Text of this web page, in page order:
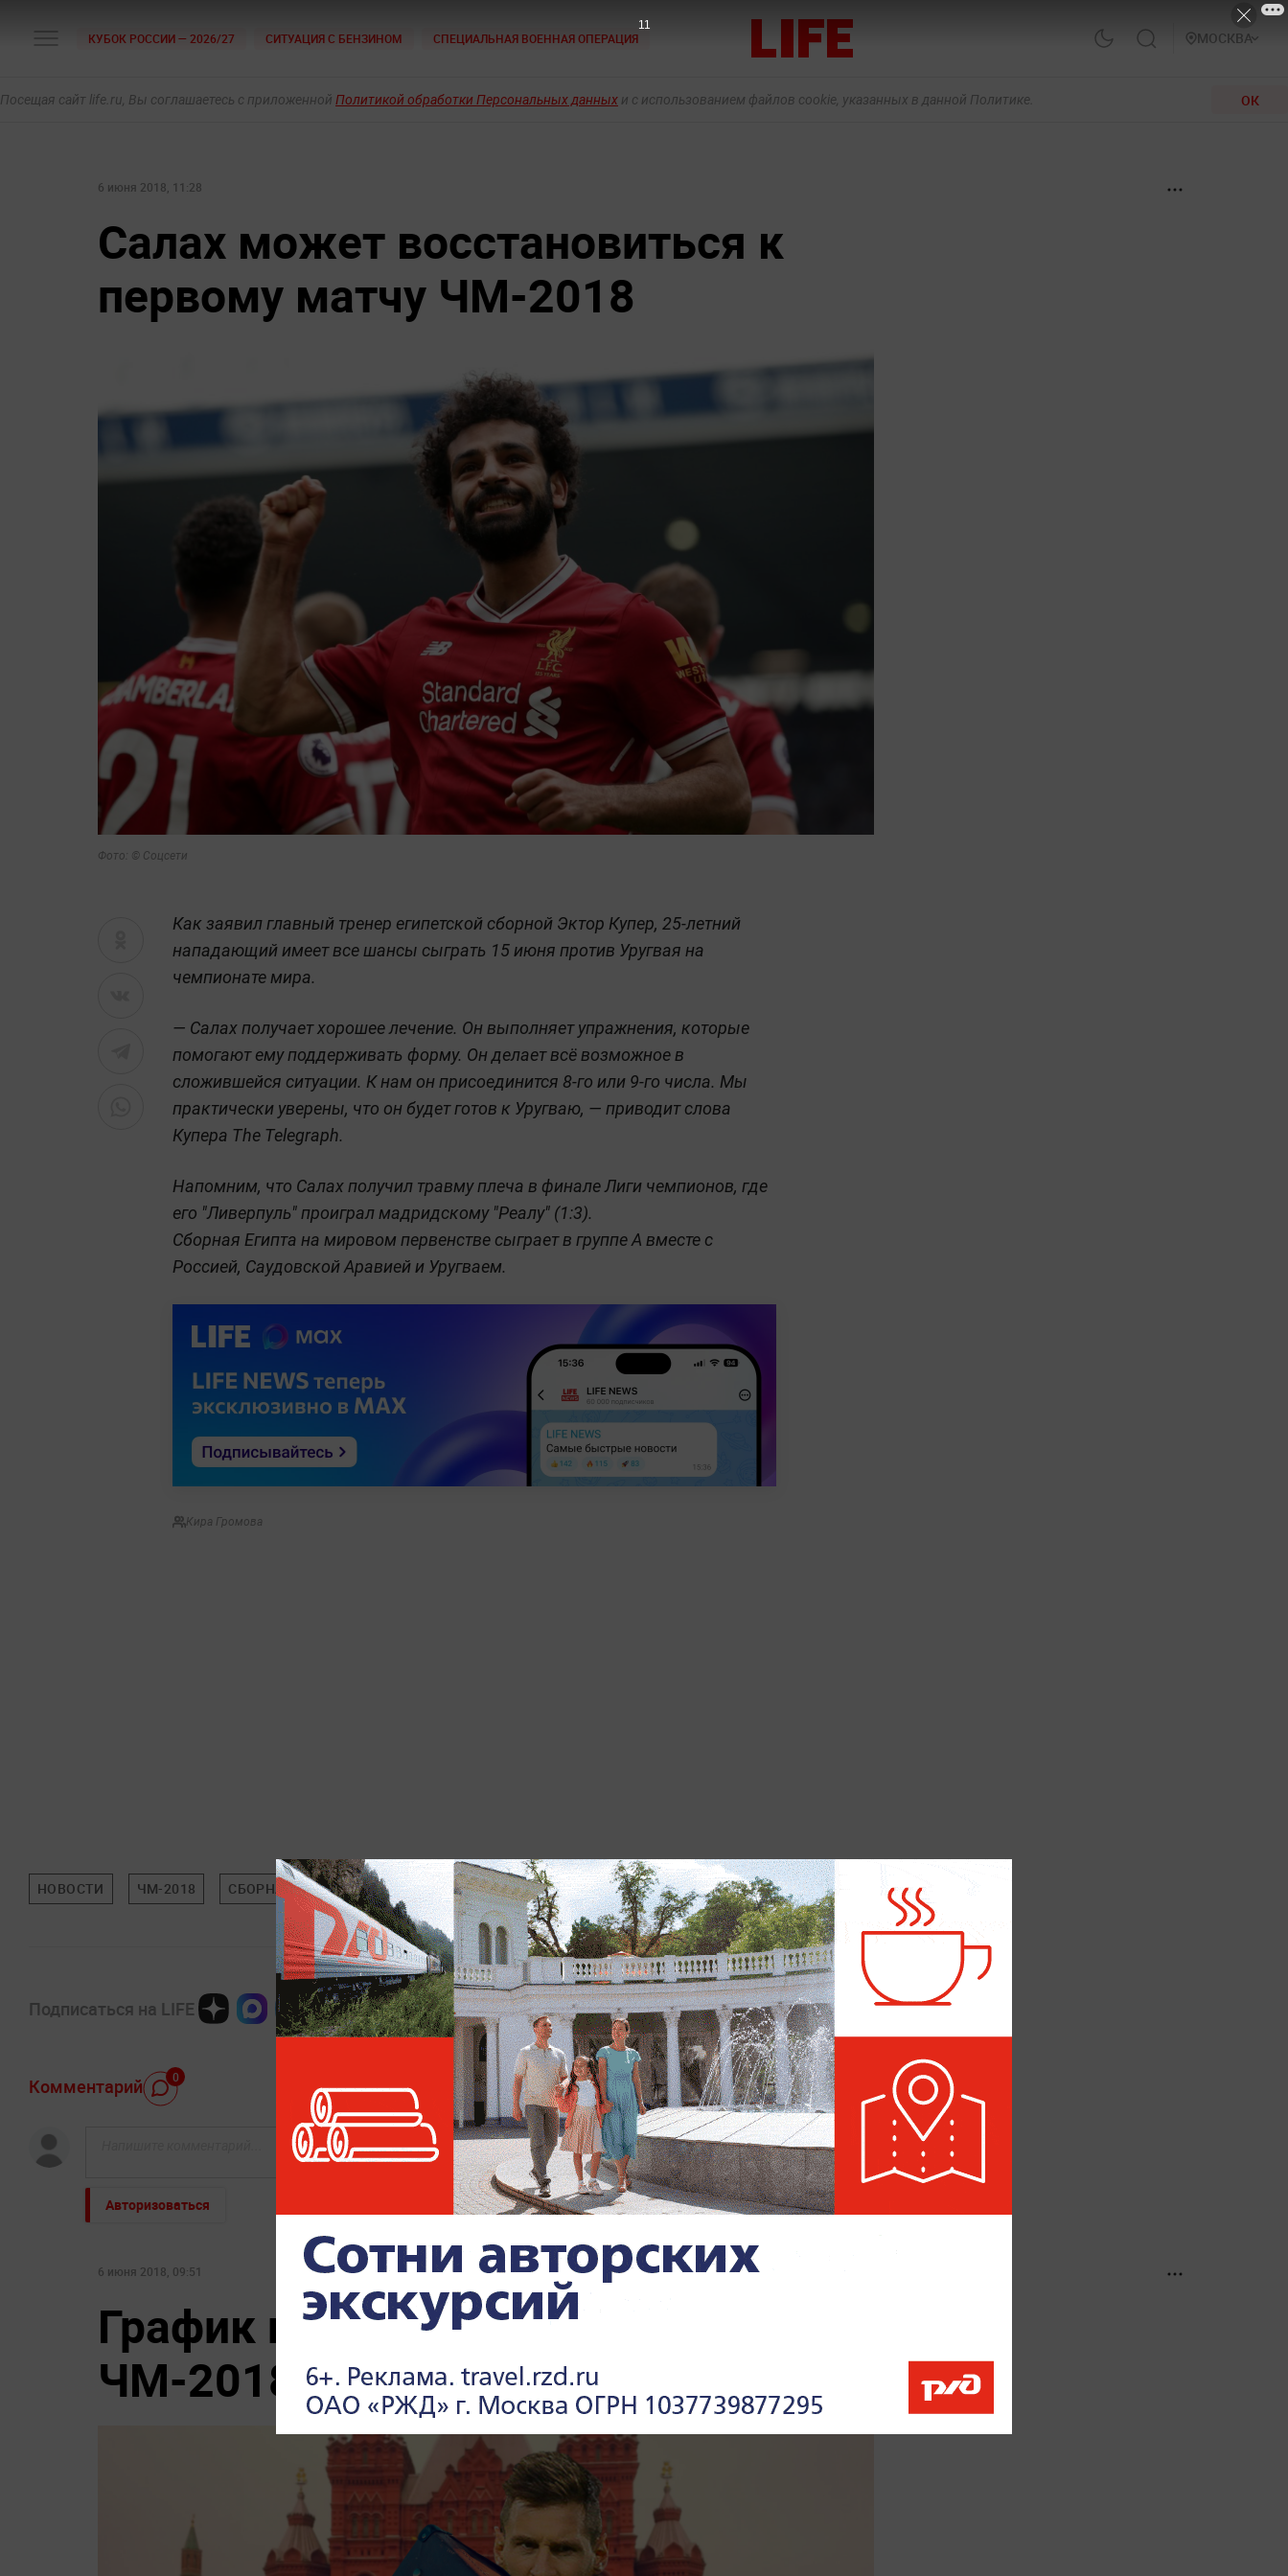
КУБОК РОССИИ — 2026/27 СИТУАЦИЯ С БЕНЗИНОМ СПЕЦИАЛЬНАЯ ВОЕННАЯ ОПЕРАЦИЯ МОСКВА
Посещая сайт life.ru, Вы соглашаетесь с приложенной Политикой обработки Персональных данных и с использованием файлов cookie, указанных в данной Политике. ОК
6 июня 2018, 11:28
Салах может восстановиться к
первому матчу ЧМ-2018
Фото: © Соцсети
Как заявил главный тренер египетской сборной Эктор Купер, 25-летний
нападающий имеет все шансы сыграть 15 июня против Уругвая на
чемпионате мира.
— Салах получает хорошее лечение. Он выполняет упражнения, которые
помогают ему поддерживать форму. Он делает всё возможное в
сложившейся ситуации. К нам он присоединится 8-го или 9-го числа. Мы
практически уверены, что он будет готов к Уругваю, — приводит слова
Купера The Telegraph.
Напомним, что Салах получил травму плеча в финале Лиги чемпионов, где
его "Ливерпуль" проиграл мадридскому "Реалу" (1:3).
Сборная Египта на мировом первенстве сыграет в группе А вместе с
Россией, Саудовской Аравией и Уругваем.
Кира Громова
НОВОСТИ ЧМ-2018 СБОРНАЯЕГИПТА МОХАММЕД САЛАХ СПОРТ
Подписаться на LIFE
Комментарий 0
Авторизоваться
Россиянам рассказали, когда
придут пенсии в августе 2026
Погиб Александр Ермаков
В Польше возмущены ударом
Соседов: Пугачева
безнадежно постарела
Песков: СВО может
завершиться в ближайшие
часы
10